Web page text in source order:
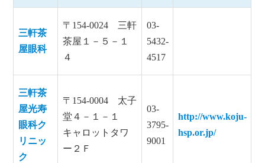
三軒茶
屋眼科
〒154-0024 三軒
茶屋１－５－１
４
03-
5432-
4517
三軒茶
屋光寿
眼科ク
リニッ
ク
〒154-0004 太子
堂４－１－１
キャロットタワ
ー２Ｆ
03-
3795-
9001
http://www.koju-
hsp.or.jp/